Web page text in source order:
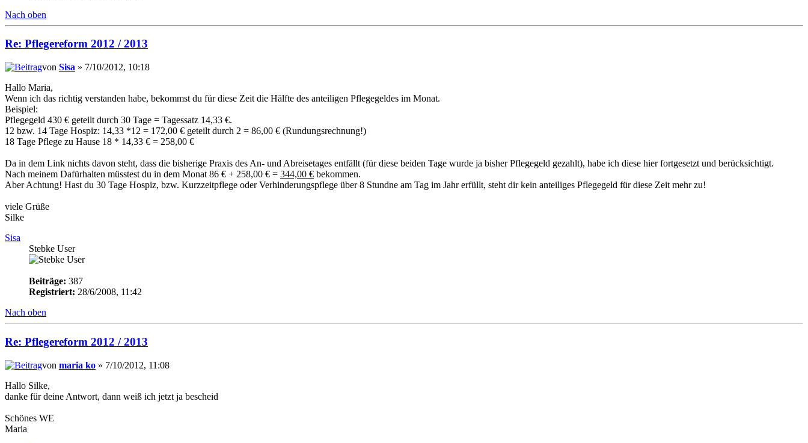
Nach oben
Re: Pflegereform 2012 / 2013
von Sisa » 7/10/2012, 10:18
Hallo Maria,
Wenn ich das richtig verstanden habe, bekommst du für diese Zeit die Hälfte des anteiligen Pflegegeldes im Monat.
Beispiel:
Pflegegeld 430 € geteilt durch 30 Tage = Tagessatz 14,33 €.
12 bzw. 14 Tage Hospiz: 14,33 *12 = 172,00 € geteilt durch 2 = 86,00 € (Rundungsrechnung!)
18 Tage Pflege zu Hause 18 * 14,33 € = 258,00 €
Da in dem Link nichts davon steht, dass die bisherige Praxis des An- und Abreisetages entfällt (für diese beiden Tage wurde ja bisher Pflegegeld gezahlt), habe ich diese hier fortgesetzt und berücksichtigt.
Nach meinem Dafürhalten müsstest du in dem Monat 86 € + 258,00 € = 344,00 € bekommen.
Aber Achtung! Hast du 30 Tage Hospiz, bzw. Kurzzeitpflege oder Verhinderungspflege über 8 Stundne am Tag im Jahr erfüllt, steht dir kein anteiliges Pflegegeld für diese Zeit mehr zu!
viele Grüße
Silke
Sisa
Stebke User
Beiträge: 387
Registriert: 28/6/2008, 11:42
Nach oben
Re: Pflegereform 2012 / 2013
von maria ko » 7/10/2012, 11:08
Hallo Silke,
danke für deine Antwort, dann weiß ich jetzt ja bescheid
Schönes WE
Maria